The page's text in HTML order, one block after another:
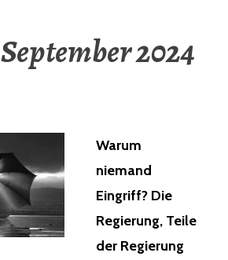
September 2024
Warum
niemand
Eingriff? Die
Regierung, Teile
der Regierung